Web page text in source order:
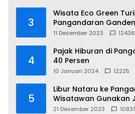
3
Wisata Eco Green
Pangandaran
11 Desember 2023 12436
4
Pajak Hiburan di
40 Persen
10 Januari 2024 12225
5
Libur Nataru ke
Wisatawan Gunakan
21 Desember 2023 10831